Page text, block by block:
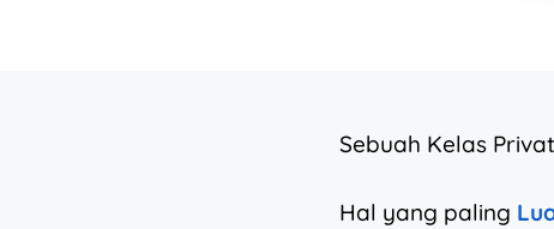
Sebuah Kelas
Hal yang paling